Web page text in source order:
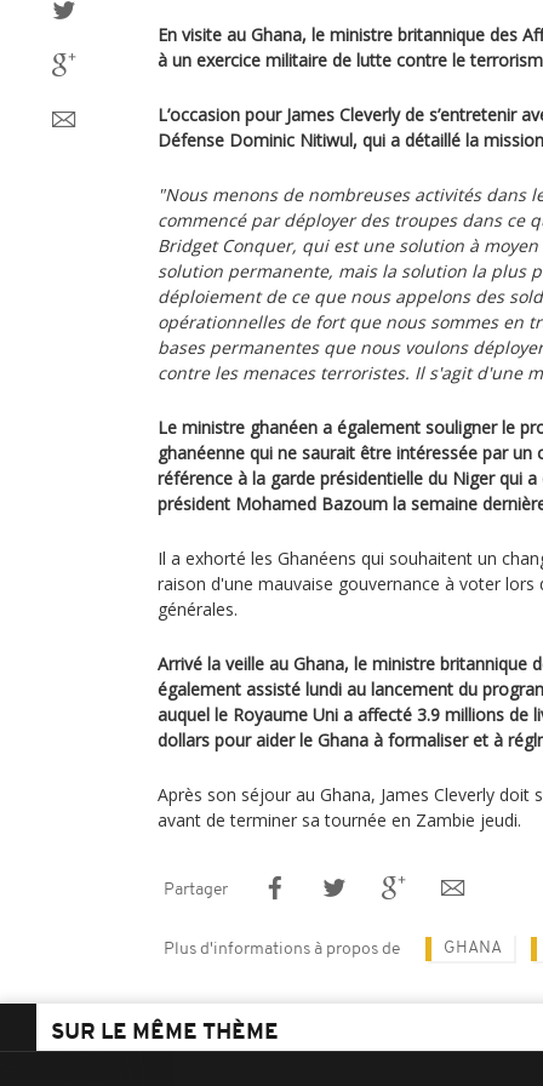
En visite au Ghana, le ministre britannique des
à un exercice militaire de lutte contre le
L’occasion pour James Cleverly de s’entretenir
Défense Dominic Nitiwul, qui a détaillé la
"Nous menons de nombreuses activités dans
commencé par déployer des troupes dans ce
Bridget Conquer, qui est une solution à
solution permanente, mais la solution la plus
déploiement de ce que nous appelons des
opérationnelles de fort que nous sommes en
bases permanentes que nous voulons
contre les menaces terroristes. Il s'agit d'une
Le ministre ghanéen a également souligner le
ghanéenne qui ne saurait être intéressée par un
référence à la garde présidentielle du Niger qui
président Mohamed Bazoum la semaine
Il a exhorté les Ghanéens qui souhaitent un
raison d'une mauvaise gouvernance à voter lors
générales.
Arrivé la veille au Ghana, le ministre britannique
également assisté lundi au lancement du
auquel le Royaume Uni a affecté 3.9 millions de
dollars pour aider le Ghana à formaliser et à
Après son séjour au Ghana, James Cleverly doit
avant de terminer sa tournée en Zambie jeudi.
Partager
Plus d'informations à propos de GHANA
SUR LE MÊME THÈME